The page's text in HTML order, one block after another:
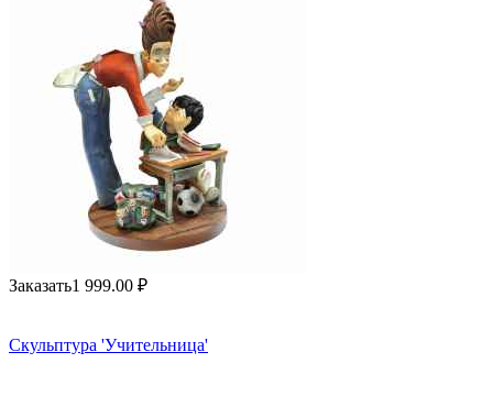
Заказать1 999.00 ₽
Скульптура 'Учительница'